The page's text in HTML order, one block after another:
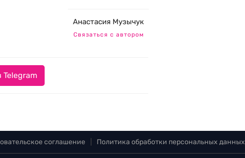
Анастасия Музычук
Связаться с автором
Telegram
соглашение Политика обработки персональных данных